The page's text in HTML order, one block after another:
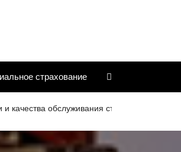
страхование
обслуживания страховых компаний